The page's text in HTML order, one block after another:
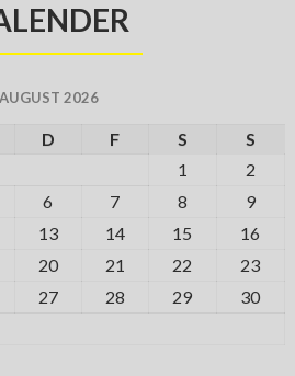
AUGUST 2026
D F S
S
1
2
6 7 8
9
13 14 15
16
20 21 22
23
27 28 29
30